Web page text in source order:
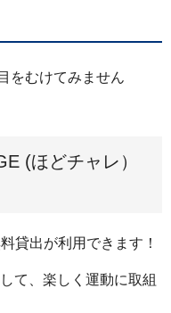
をむけてみません
(ほどチャレ）
貸出が利用できます！
て、楽しく運動に取組